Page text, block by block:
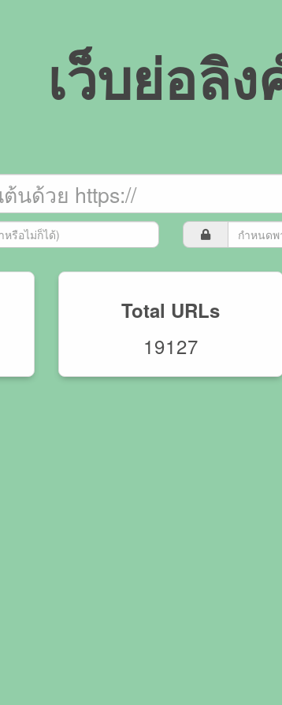
เว็บย่อลิง
Total URLs
19127